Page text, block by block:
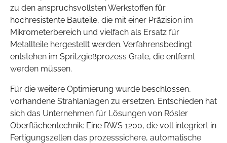
zu den anspruchsvollsten Werkstoffen für
hochresistente Bauteile, die mit einer Präzision im
Mikrometerbereich und vielfach als Ersatz für
Metallteile hergestellt werden. Verfahrensbedingt
entstehen im Spritzgießprozess Grate, die entfernt
werden müssen.
Für die weitere Optimierung wurde beschlossen,
vorhandene Strahlanlagen zu ersetzen. Entschieden hat
sich das Unternehmen für Lösungen von Rösler
Oberflächentechnik: Eine RWS 1200, die voll integriert in
Fertigungszellen das prozesssichere, automatische